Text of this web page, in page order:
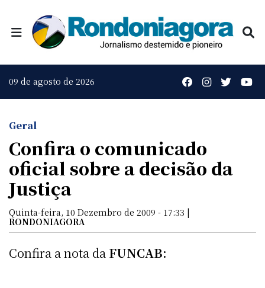
09 de agosto de 2026
Geral
Confira o comunicado
oficial sobre a decisão da
Justiça
Quinta-feira, 10 Dezembro de 2009 - 17:33 |
RONDONIAGORA
Confira a nota da FUNCAB: